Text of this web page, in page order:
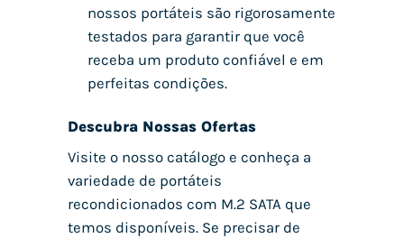
nossos portáteis são rigorosamente
testados para garantir que você
receba um produto confiável e em
perfeitas condições.
Descubra Nossas Ofertas
Visite o nosso catálogo e conheça a
variedade de portáteis
recondicionados com M.2 SATA que
temos disponíveis. Se precisar de